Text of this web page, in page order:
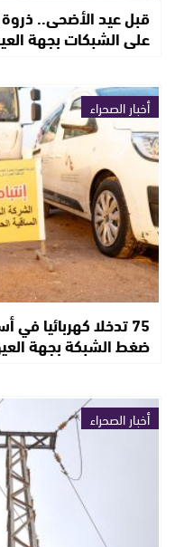
قبل عيد الأضحى..
على الشبكات بجهة
أخبار الصحراء
75 تدخلا كهربائيا
ضغط الشبكة بجهة
أخبار الصحراء